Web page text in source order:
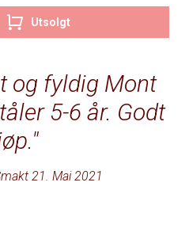
og fyldig Mont
5-6 år. Godt
21. Mai 2021
Utsolgt